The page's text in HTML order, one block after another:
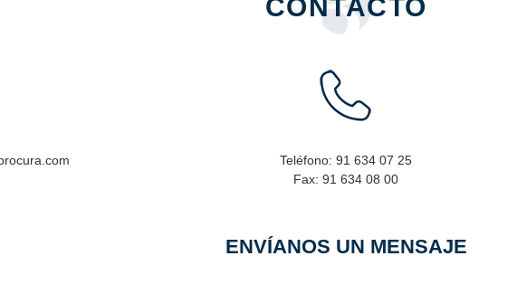
CONTACTO
Teléfono: 91 634 07 25
Fax: 91 634 08 00
ENVÍANOS UN MENSAJE